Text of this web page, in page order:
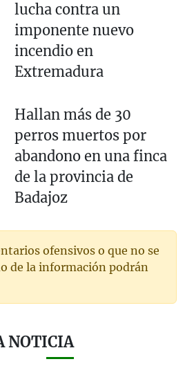
lucha contra un
imponente nuevo
incendio en
Extremadura
Hallan más de 30
perros muertos por
abandono en una finca
de la provincia de
Badajoz
ofensivos o que no se
de la información podrán
NOTICIA